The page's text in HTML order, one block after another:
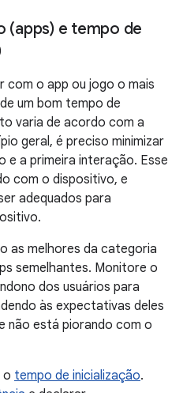
(apps) e tempo de
com o app ou jogo o mais
um bom tempo de
varia de acordo com a
geral, é preciso minimizar
e a primeira interação. Esse
com o dispositivo, e
adequados para
as melhores da categoria
semelhantes. Monitore o
dos usuários para
às expectativas deles
não está piorando com o
o tempo de inicialização.